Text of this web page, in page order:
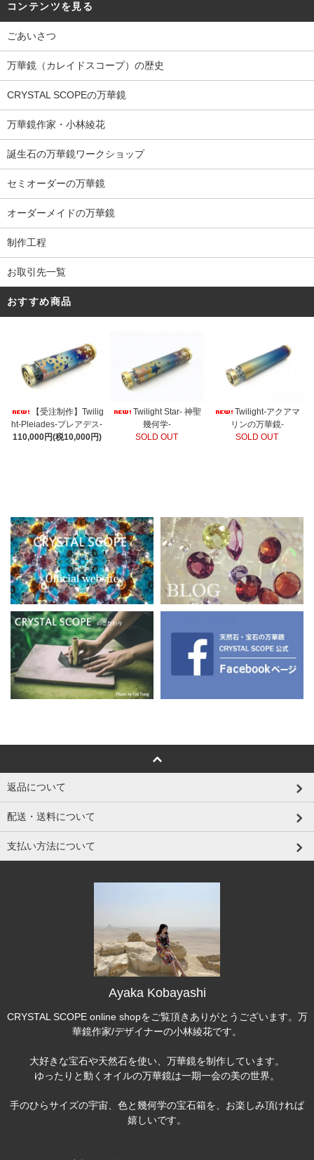
コンテンツを見る
ごあいさつ
万華鏡（カレイドスコープ）の歴史
CRYSTAL SCOPEの万華鏡
万華鏡作家・小林綾花
誕生石の万華鏡ワークショップ
セミオーダーの万華鏡
オーダーメイドの万華鏡
制作工程
お取引先一覧
おすすめ商品
【受注制作】Twilig
ht-Pleiades-プレアデス-
110,000円(税10,000円)
Twilight Star- 神聖
幾何学-
SOLD OUT
Twilight-アクアマ
リンの万華鏡-
SOLD OUT
返品について
配送・送料について
支払い方法について
Ayaka Kobayashi
CRYSTAL SCOPE online shopをご覧頂きありがとうございます。万
華鏡作家/デザイナーの小林綾花です。
大好きな宝石や天然石を使い、万華鏡を制作しています。
ゆったりと動くオイルの万華鏡は一期一会の美の世界。
手のひらサイズの宇宙、色と幾何学の宝石箱を、お楽しみ頂ければ
嬉しいです。